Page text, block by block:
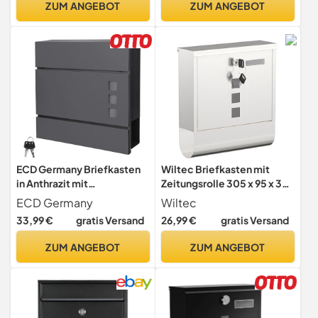
3877 Ni
ZUM ANGEBOT
9,5 cm nostalgischer
Dach, schwarz
ZUM ANGEBOT
ECD Germany Briefkasten
in Anthrazit mit
Zeitungsfach, Schloss und 2
Schlüsseln, inkl.
Montagematerial,
Moderner Design
Postkasten, Mailbox mit
Zeitungsrolle
ECD Germany
33,99 € gratis Versand
ZUM ANGEBOT
Wiltec Briefkasten mit
Zeitungsrolle 305 x 95 x 335
mm, Wandbriefkasten mit
Namensschild,
Sichtfenstern, Schloss und
aus Edelstahl
Wiltec
26,99 € gratis Versand
ZUM ANGEBOT